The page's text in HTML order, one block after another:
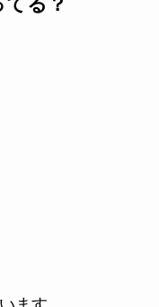
てる？